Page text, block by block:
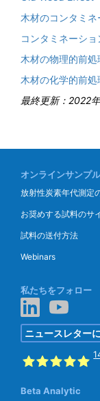
木材のコンタミネ
コンタミネーシ
木材の物理的前処
木材の化学的前処
最終更新：2022
オンラインサンプ
放射性炭素年代測定
お奨めする試料のサ
試料の送付方法
Webinars
私たちをフォロー
ニュースレター
Beta Analytic